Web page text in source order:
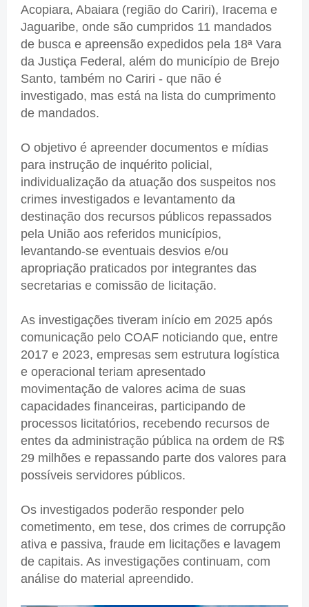
Acopiara, Abaiara (região do Cariri), Iracema e
Jaguaribe, onde são cumpridos 11 mandados
de busca e apreensão expedidos pela 18ª Vara
da Justiça Federal, além do município de Brejo
Santo, também no Cariri - que não é
investigado, mas está na lista do cumprimento
de mandados.
O objetivo é apreender documentos e mídias
para instrução de inquérito policial,
individualização da atuação dos suspeitos nos
crimes investigados e levantamento da
destinação dos recursos públicos repassados
pela União aos referidos municípios,
levantando-se eventuais desvios e/ou
apropriação praticados por integrantes das
secretarias e comissão de licitação.
As investigações tiveram início em 2025 após
comunicação pelo COAF noticiando que, entre
2017 e 2023, empresas sem estrutura logística
e operacional teriam apresentado
movimentação de valores acima de suas
capacidades financeiras, participando de
processos licitatórios, recebendo recursos de
entes da administração pública na ordem de R$
29 milhões e repassando parte dos valores para
possíveis servidores públicos.
Os investigados poderão responder pelo
cometimento, em tese, dos crimes de corrupção
ativa e passiva, fraude em licitações e lavagem
de capitais. As investigações continuam, com
análise do material apreendido.